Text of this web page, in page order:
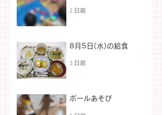
2 日前
8月5日(水)の給食
3 日前
ボールあそび